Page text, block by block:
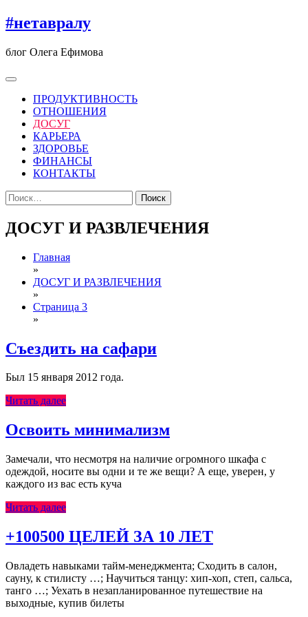
Перейти
к
#нетавралу
блог Олега Ефимова
ПРОДУКТИВНОСТЬ
ОТНОШЕНИЯ
ДОСУГ
КАРЬЕРА
ЗДОРОВЬЕ
ФИНАНСЫ
КОНТАКТЫ
Найти:
ДОСУГ И РАЗВЛЕЧЕНИЯ
Главная
»
ДОСУГ И РАЗВЛЕЧЕНИЯ
»
Страница 3
»
ВСЕ
ЗАПИСИ
nbsp;ДОСУГ
И
РАЗВЛЕЧЕНИЯ
Съездить на сафари
04.05.202001.08.2020
Был 15 января 2012 года.
Читать далее
ВСЕ
ЗАПИСИ
nbsp;ДОСУГ
И
РАЗВЛЕЧЕНИЯ&
nbsp;ПРОДУКТИВНОСТЬ
Освоить минимализм
29.04.2020 01.08.2020
Замечали, что несмотря на наличие огромного шкафа с
одеждой, носите вы одни и те же вещи? А еще, уверен, у
каждого из вас есть куча
Читать далее
ВСЕ
ЗАПИСИ
nbsp;ДОСУГ
И
РАЗВЛЕЧЕНИЯ &
nbsp;ПРОДУКТИВНОСТЬ
+100500 ЦЕЛЕЙ ЗА 10 ЛЕТ
14.04.202002.02.2023
Овладеть навыками тайм-менеджмента; Сходить в салон,
сауну, к стилисту …; Научиться танцу: хип-хоп, степ, сальса,
танго …; Уехать в незапланированное путешествие на
выходные, купив билеты